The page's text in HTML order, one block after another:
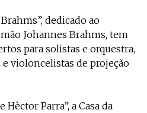
dedicado ao
Johannes Brahms, tem
para solistas e orquestra,
violoncelistas de projeção
Parra”, a Casa da